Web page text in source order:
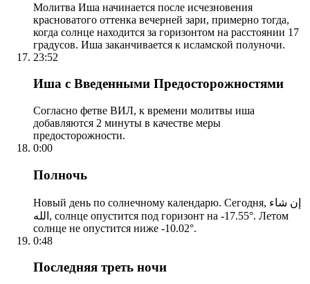
Молитва Иша начинается после исчезновения
красноватого оттенка вечерней зари, примерно тогда,
когда солнце находится за горизонтом на расстоянии 17
градусов. Иша заканчивается к исламской полуночи.
23:52
Иша с Введенными Предосторожностями
Согласно фетве ВИЛ, к времени молитвы иша
добавляются 2 минуты в качестве меры
предосторожности.
0:00
Полночь
Новый день по солнечному календарю. Сегодня, إن شاء
الله, солнце опустится под горизонт на -17.55°. Летом
солнце не опустится ниже -10.02°.
0:48
Последняя треть ночи